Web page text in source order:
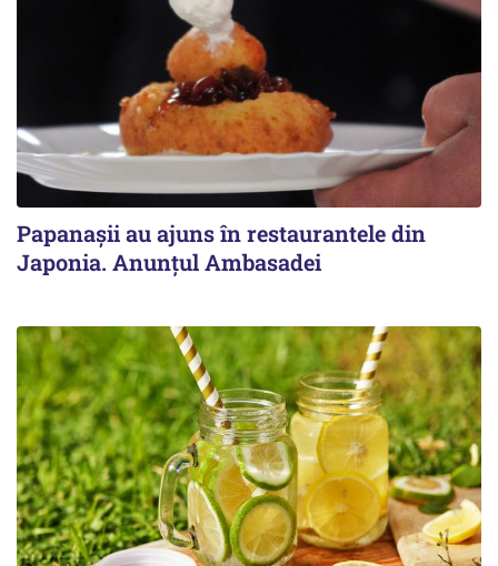
Papanașii au ajuns în restaurantele din
Japonia. Anunțul Ambasadei